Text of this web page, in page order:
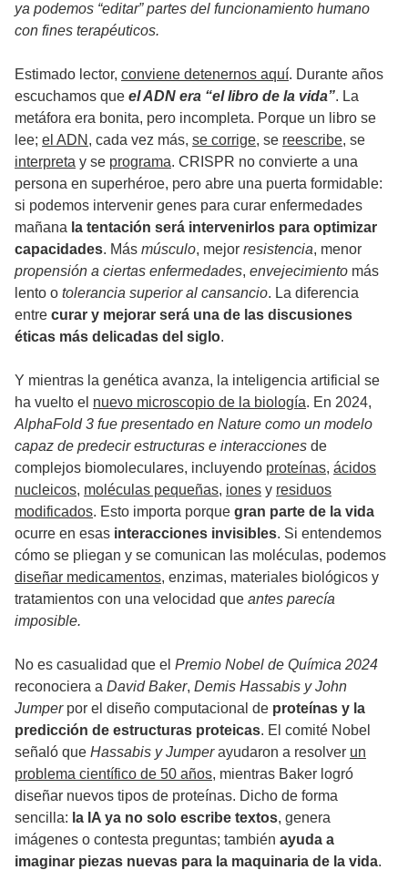
ya podemos “editar” partes del funcionamiento humano
con fines terapéuticos.
Estimado lector, conviene detenernos aquí. Durante años
escuchamos que el ADN era “el libro de la vida”. La
metáfora era bonita, pero incompleta. Porque un libro se
lee; el ADN , cada vez más, se corrige, se reescribe, se
interpreta y se programa. CRISPR no convierte a una
persona en superhéroe, pero abre una puerta formidable:
si podemos intervenir genes para curar enfermedades
mañana la tentación será intervenirlos para optimizar
capacidades. Más músculo, mejor resistencia, menor
propensión a ciertas enfermedades, envejecimiento más
lento o tolerancia superior al cansancio. La diferencia
entre curar y mejorar será una de las discusiones
éticas más delicadas del siglo.
Y mientras la genética avanza, la inteligencia artificial se
ha vuelto el nuevo microscopio de la biología. En 2024,
AlphaFold 3 fue presentado en Nature como un modelo
capaz de predecir estructuras e interacciones de
complejos biomoleculares, incluyendo proteínas, ácidos
nucleicos, moléculas pequeñas, iones y residuos
modificados. Esto importa porque gran parte de la vida
ocurre en esas interacciones invisibles. Si entendemos
cómo se pliegan y se comunican las moléculas, podemos
diseñar medicamentos, enzimas, materiales biológicos y
tratamientos con una velocidad que antes parecía
imposible.
No es casualidad que el Premio Nobel de Química 2024
reconociera a David Baker, Demis Hassabis y John
Jumperpor el diseño computacional de proteínas y la
predicción de estructuras proteicas. El comité Nobel
señaló que Hassabis y Jumperayudaron a resolver un
problema científico de 50 años, mientras Baker logró
diseñar nuevos tipos de proteínas. Dicho de forma
sencilla: la IA ya no solo escribe textos, genera
imágenes o contesta preguntas; también ayuda a
imaginar piezas nuevas para la maquinaria de la vida.